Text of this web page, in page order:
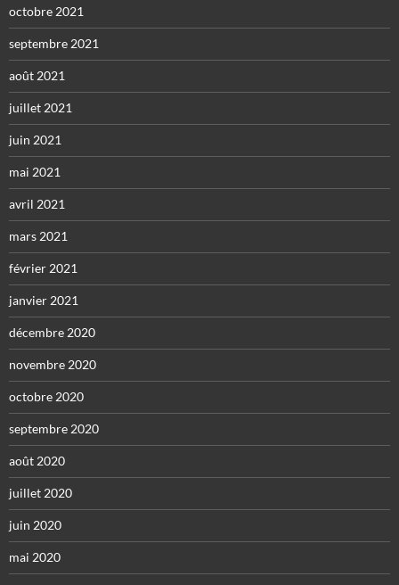
octobre 2021
septembre 2021
août 2021
juillet 2021
juin 2021
mai 2021
avril 2021
mars 2021
février 2021
janvier 2021
décembre 2020
novembre 2020
octobre 2020
septembre 2020
août 2020
juillet 2020
juin 2020
mai 2020